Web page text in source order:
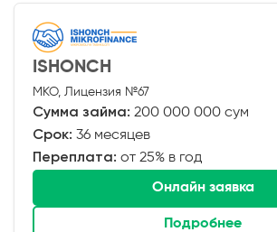
ISHONCH
МКО, Лицензия №67
Сумма займа: 200 000 000 сум
Срок: 36 месяцев
Переплата: от 25% в год
Онлайн заявка
Подробнее